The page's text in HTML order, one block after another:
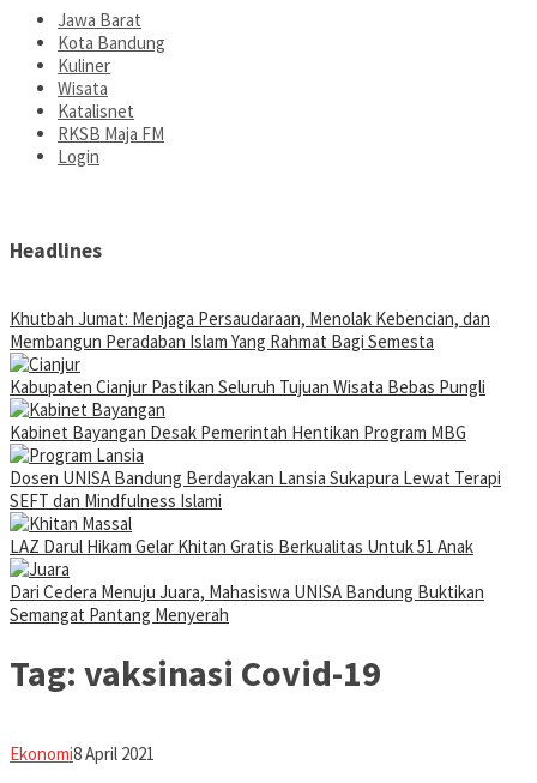
Jawa Barat
Kota Bandung
Kuliner
Wisata
Katalisnet
RKSB Maja FM
Login
Headlines
Khutbah Jumat: Menjaga Persaudaraan, Menolak Kebencian, dan
Membangun Peradaban Islam Yang Rahmat Bagi Semesta
Kabupaten Cianjur Pastikan Seluruh Tujuan Wisata Bebas Pungli
Kabinet Bayangan Desak Pemerintah Hentikan Program MBG
Dosen UNISA Bandung Berdayakan Lansia Sukapura Lewat Terapi
SEFT dan Mindfulness Islami
LAZ Darul Hikam Gelar Khitan Gratis Berkualitas Untuk 51 Anak
Dari Cedera Menuju Juara, Mahasiswa UNISA Bandung Buktikan
Semangat Pantang Menyerah
Tag: vaksinasi Covid-19
EkonomiAvila
8 April 2021